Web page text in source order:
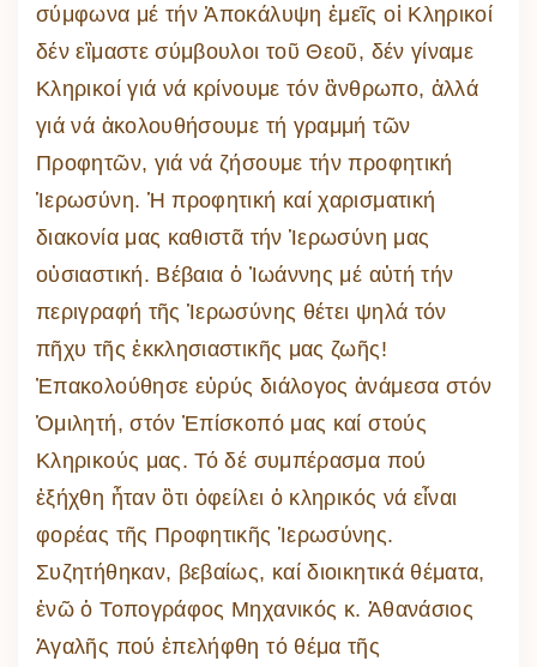
σύμφωνα μέ τήν Ἀποκάλυψη ἐμεῖς οἱ Κληρικοί
δέν εἲμαστε σύμβουλοι τοῦ Θεοῦ, δέν γίναμε
Κληρικοί γιά νά κρίνουμε τόν ἂνθρωπο, ἀλλά
γιά νά ἀκολουθήσουμε τή γραμμή τῶν
Προφητῶν, γιά νά ζήσουμε τήν προφητική
Ἱερωσύνη. Ἡ προφητική καί χαρισματική
διακονία μας καθιστᾶ τήν Ἱερωσύνη μας
οὐσιαστική. Βέβαια ὁ Ἰωάννης μέ αὐτή τήν
περιγραφή τῆς Ἱερωσύνης θέτει ψηλά τόν
πῆχυ τῆς ἐκκλησιαστικῆς μας ζωῆς!
Ἐπακολούθησε εὐρύς διάλογος ἀνάμεσα στόν
Ὁμιλητή, στόν Ἐπίσκοπό μας καί στούς
Κληρικούς μας. Τό δέ συμπέρασμα πού
ἐξήχθη ἦταν ὃτι ὀφείλει ὁ κληρικός νά εἶναι
φορέας τῆς Προφητικῆς Ἱερωσύνης.
Συζητήθηκαν, βεβαίως, καί διοικητικά θέματα,
ἐνῶ ὁ Τοπογράφος Μηχανικός κ. Ἀθανάσιος
Ἀγαλῆς πού ἐπελήφθη τό θέμα τῆς